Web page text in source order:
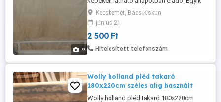
9
oldala frottír anyag a másik oldalon pici
szakadás van (fotóztam).
Kecskemét, Bács-Kiskun
június 21
2 500 Ft
Hitelesített telefonszám
Wolly holland pléd takaró
180x220cm széles alig használt
Wolly holland pléd takaró 180x220cm